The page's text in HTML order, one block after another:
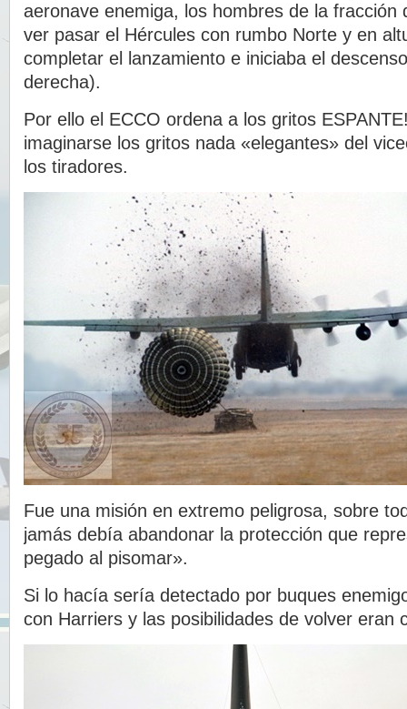
aeronave enemiga, los hombres de la fracción
ver pasar el Hércules con rumbo Norte y en
completar el lanzamiento e iniciaba el
derecha).
Por ello el ECCO ordena a los gritos
imaginarse los gritos nada «elegantes» del
los tiradores.
Fue una misión en extremo peligrosa, sobre
jamás debía abandonar la protección que
pegado al pisomar».
Si lo hacía sería detectado por buques
con Harriers y las posibilidades de volver eran